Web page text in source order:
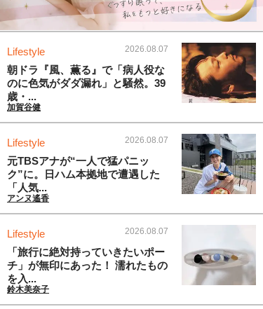
Lifestyle 2026.08.07
朝ドラ『風、薫る』で「病人役な
のに色気がダダ漏れ」と騒然。39
歳・...
加賀谷健
Lifestyle 2026.08.07
元TBSアナが“一人で猛パニッ
ク”に。日ハム本拠地で遭遇した
「人気...
アンヌ遙香
Lifestyle 2026.08.07
「旅行に絶対持っていきたいポー
チ」が無印にあった！ 濡れたもの
を入...
鈴木美奈子